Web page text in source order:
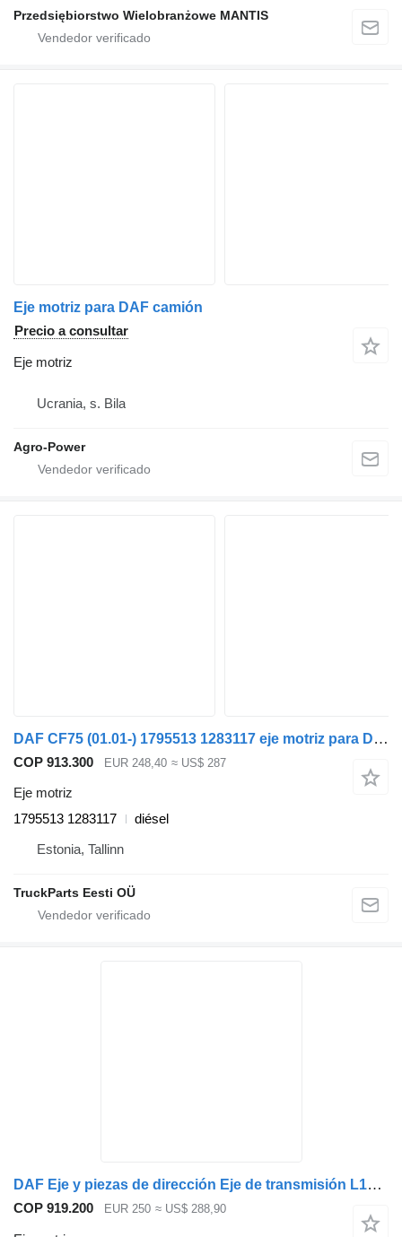
Przedsiębiorstwo Wielobranżowe MANTIS
Eje motriz para DAF camión
Precio a consultar
Eje motriz
Ucrania, s. Bila
Agro-Power
DAF CF75 (01.01-) 1795513 1283117 eje motriz para DAF LF45, LF55, LF180, CF65, CF75, CF85 (2001-) cabeza tractora
COP 913.300 EUR 248,40 ≈ US$ 287
Eje motriz
1795513 1283117
diésel
Estonia, Tallinn
TruckParts Eesti OÜ
DAF Eje y piezas de dirección Eje de transmisión L1=110 L2=1860 1677833 eje motriz para camión
COP 919.200 EUR 250 ≈ US$ 288,90